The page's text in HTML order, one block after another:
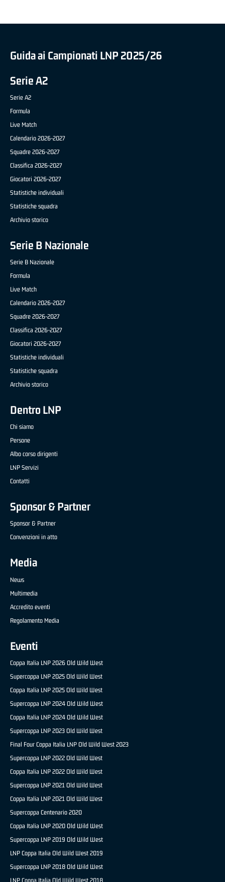
Guida ai Campionati LNP 2025/26
Serie A2
Serie A2
Formula
Live Match
Calendario 2026-2027
Squadre 2026-2027
Classifica 2026-2027
Giocatori 2026-2027
Statistiche individuali
Statistiche squadra
Archivio storico
Serie B Nazionale
Serie B Nazionale
Formula
Live Match
Calendario 2026-2027
Squadre 2026-2027
Classifica 2026-2027
Giocatori 2026-2027
Statistiche individuali
Statistiche squadra
Archivio storico
Dentro LNP
Chi siamo
Persone
Albo corso dirigenti
LNP Servizi
Contatti
Sponsor & Partner
Sponsor & Partner
Convenzioni in atto
Media
News
Multimedia
Accredito eventi
Regolamento Media
Eventi
Coppa Italia LNP 2026 Old Wild West
Supercoppa LNP 2025 Old Wild West
Coppa Italia LNP 2025 Old Wild West
Supercoppa LNP 2024 Old Wild West
Coppa Italia LNP 2024 Old Wild West
Supercoppa LNP 2023 Old Wild West
Final Four Coppa Italia LNP Old Wild West 2023
Supercoppa LNP 2022 Old Wild West
Coppa Italia LNP 2022 Old Wild West
Supercoppa LNP 2021 Old Wild West
Coppa Italia LNP 2021 Old Wild West
Supercoppa Centenario 2020
Coppa Italia LNP 2020 Old Wild West
Supercoppa LNP 2019 Old Wild West
LNP Coppa Italia Old Wild West 2019
Supercoppa LNP 2018 Old Wild West
LNP Coppa Italia Old Wild West 2018